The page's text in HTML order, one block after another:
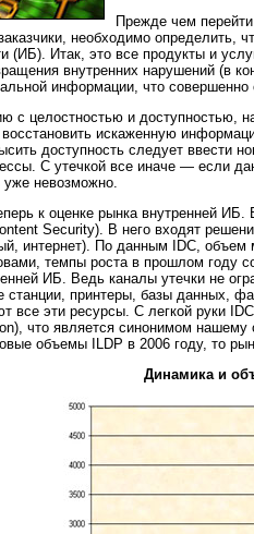
Прежде чем
необходимо определить,
(ИБ). Итак, это все продукты и
внутренних нарушений (в
информации, что совершенно
с целостностью и доступностью,
искаженную
доступность следует ввести
С утечкой все иначе — если
уже невозможно.
к оценке рынка внутренней
Security). В него входят
интернет). По данным IDC, объем
темпы роста в прошлом году
ИБ. Ведь каналы утечки не
станции, принтеры, базы данных,
все эти ресурсы. С легкой руки
что является синонимом
объемы ILDP в 2006 году, то
Динамика и